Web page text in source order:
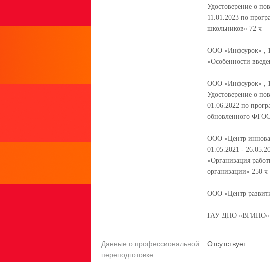
Удостоверение о
11.01.2023 по
школьников» 72 ч
ООО «Инфоурок» ,
«Особенности
ООО «Инфоурок» ,
Удостоверение о
01.06.2022 по
обновленного
ООО «Центр
01.05.2021 -
«Организация
организации» 250 ч
ООО «Центр
ГАУ ДПО «ВГИПО» ,
Данные о профессиональной
переподготовке
Отсутствует